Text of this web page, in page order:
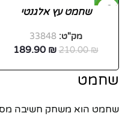
שחמט עץ אלגנטי
מק"ט:33848
210.00₪
189.90 ₪
שחמט
שחמט הוא משחק חשיבה